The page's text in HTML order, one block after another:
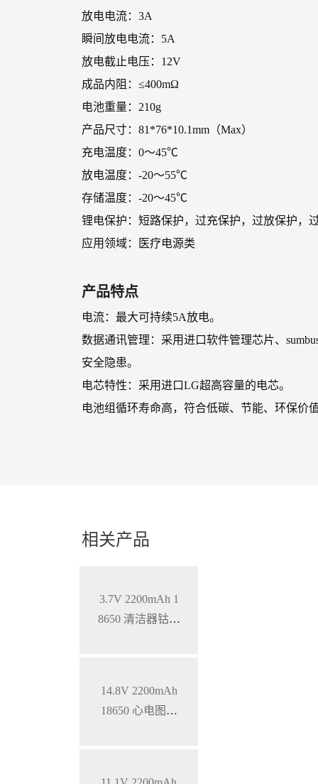
放电电流：3A
瞬间放电电流：5A
放电截止电压：12V
成品内阻：≤400mΩ
电池重量：210g
产品尺寸：81*76*10.1mm（Max）
充电温度：0～45℃
放电温度：-20～55℃
存储温度：-20～45℃
锂电保护：短路保护，过充保护，过放保护，
应用领域：医疗电源类
产品特点
电流：最大可持续5A放电。
数据通讯管理：采用进口软件管理芯片、
安全隐患。
电芯特性：采用进口LG超高容量的电芯。
电池组循环寿命高，符合低碳、节能、环保价
相关产品
3.7V 2200mAh 1
8650 清洁器钴酸
14.8V 2200mAh
18650 心电图机